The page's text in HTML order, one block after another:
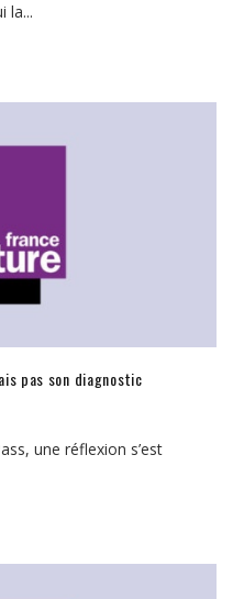
la...
pas son diagnostic
une réflexion s’est